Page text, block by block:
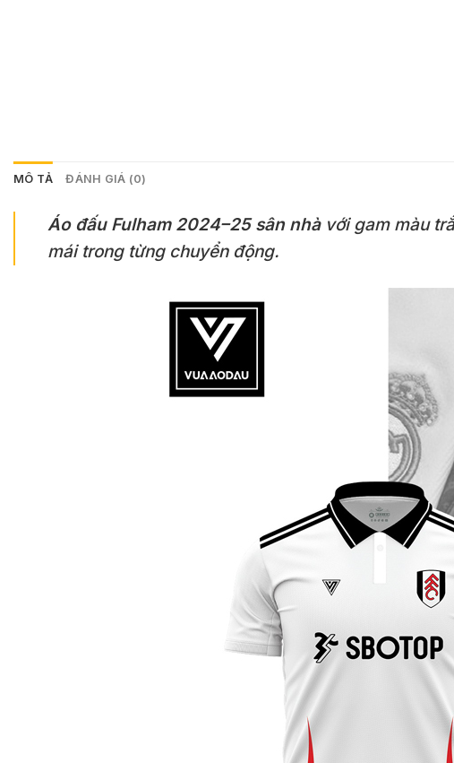
MÔ TẢ ĐÁNH GIÁ (0)
Áo đấu Fulham 2024–25 sân nhàvới gam màu
mái trong từng chuyển động.